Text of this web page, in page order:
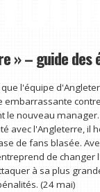
» – guide des
l'équipe
embarrassante
le nouveau
avec l'Angleterre, il
de fans blasée.
de changer
à sa plus
(24 mai)